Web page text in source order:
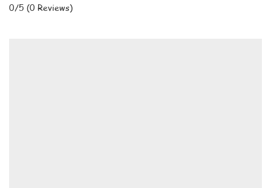
0/5 (0 Reviews)